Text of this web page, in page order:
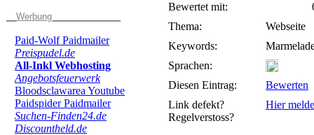
__Werbung______________
Paid-Wolf Paidmailer
Preispudel.de
All-Inkl Webhosting
Angebotsfeuerwerk
Bloodsclawarea Youtube
Paidspider Paidmailer
Suchen-Finden24.de
Discountheld.de
Bewertet mit:
Thema:
Webseite
Keywords:
Sprachen:
Diesen Eintrag:
Bewerten
Link defekt?
Regelverstoss?
Hier